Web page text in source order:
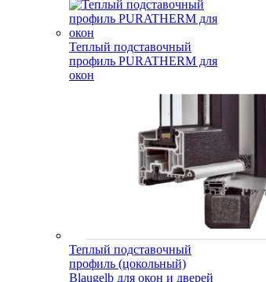
Теплый подставочный
профиль PURATHERM для
окон
Теплый подставочный
профиль (цокольный)
Blaugelb для окон и дверей